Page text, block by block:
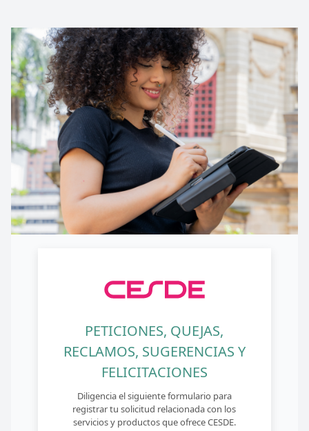
PETICIONES, QUEJAS,
RECLAMOS, SUGERENCIAS Y
FELICITACIONES
Diligencia el siguiente formulario para
registrar tu solicitud relacionada con los
servicios y productos que ofrece CESDE.